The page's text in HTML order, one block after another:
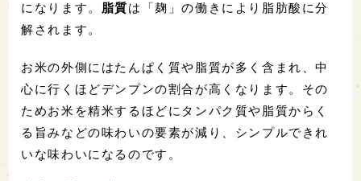
になります。 脂質は「麹」の働きにより脂肪酸に分
解されます。
お米の外側にはたんぱく質や脂質が多く含まれ、中
心に行くほどデンプンの割合が高くなります。その
ためお米を精米するほどにタンパク質や脂質からく
る旨みなどの味わいの要素が減り、シンプルできれ
いな味わいになるのです。